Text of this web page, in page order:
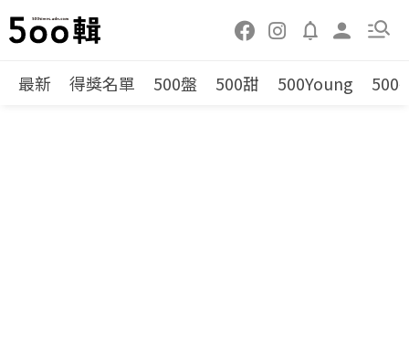
最新 得獎名單 500盤 500甜 500Young 500